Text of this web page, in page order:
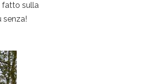
fatto sulla
senza!